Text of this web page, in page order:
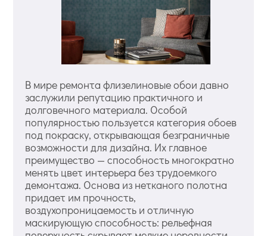
В мире ремонта флизелиновые обои давно
заслужили репутацию практичного и
долговечного материала. Особой
популярностью пользуется категория обоев
под покраску, открывающая безграничные
возможности для дизайна. Их главное
преимущество — способность многократно
менять цвет интерьера без трудоемкого
демонтажа. Основа из нетканого полотна
придает им прочность,
воздухопроницаемость и отличную
маскирующую способность: рельефная